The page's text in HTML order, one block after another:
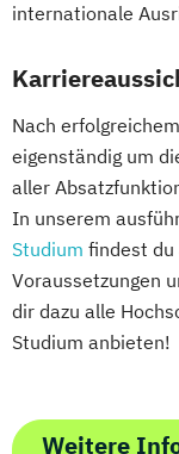
internationale
Nach
eigenständig um
aller
In unserem
Studium findest du
Voraussetzungen
dir dazu alle
Studium anbieten!
Weitere